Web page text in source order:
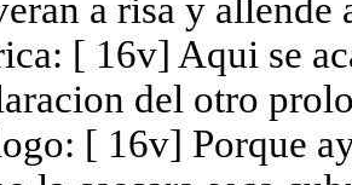
a risa y allende
[ 16v] Aqui se
del otro
[ 16v] Porque